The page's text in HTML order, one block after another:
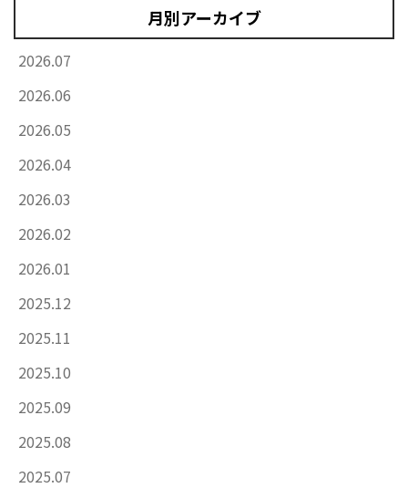
月別アーカイブ
2026.07
2026.06
2026.05
2026.04
2026.03
2026.02
2026.01
2025.12
2025.11
2025.10
2025.09
2025.08
2025.07